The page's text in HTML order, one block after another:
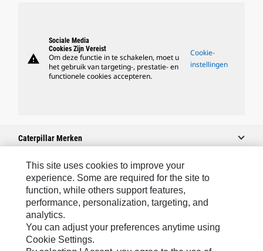
warning
Sociale Media
Cookies Zijn Vereist
Om deze functie in te schakelen, moet u
het gebruik van targeting-, prestatie- en
functionele cookies accepteren.
Cookie-
instellingen
Caterpillar Merken
Caterpillar.com
Contact Caterpillar
Mijn Marketingvoorkeuren
Site Map
This site uses cookies to improve your
experience. Some are required for the site to
function, while others support features,
performance, personalization, targeting, and
analytics.
You can adjust your preferences anytime using
Cookie Settings.